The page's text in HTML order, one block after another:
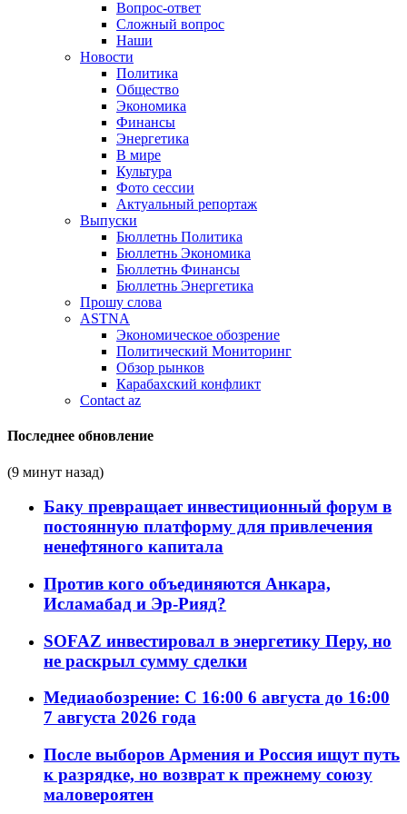
Вопрос-ответ
Сложный вопрос
Наши
Новости
Политика
Общество
Экономика
Финансы
Энергетика
В мире
Культура
Фото сессии
Актуальный репортаж
Выпуски
Бюллетнь Политика
Бюллетнь Экономика
Бюллетнь Финансы
Бюллетнь Энергетика
Прошу слова
ASTNA
Экономическое обозрение
Политический Мониторинг
Обзор рынков
Карабахский конфликт
Contact az
Последнее обновление
(9 минут назад)
Баку превращает инвестиционный форум в
постоянную платформу для привлечения
ненефтяного капитала
Против кого объединяются Анкара,
Исламабад и Эр-Рияд?
SOFAZ инвестировал в энергетику Перу, но
не раскрыл сумму сделки
Медиаобозрение: С 16:00 6 августа до 16:00
7 августа 2026 года
После выборов Армения и Россия ищут путь
к разрядке, но возврат к прежнему союзу
маловероятен